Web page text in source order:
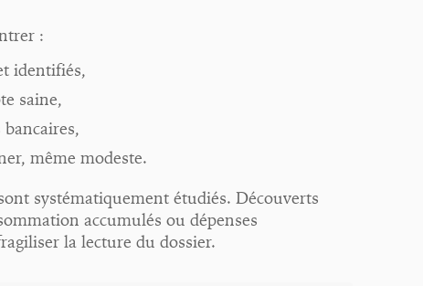
:
identifiés,
saine,
bancaires,
même modeste.
systématiquement étudiés. Découverts
accumulés ou dépenses
la lecture du dossier.